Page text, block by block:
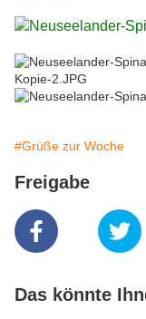
#Grüße zur Woche
Freigabe
Das könnte